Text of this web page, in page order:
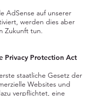
AdSense auf unserer
werden dies aber
Zukunft tun.
Privacy Protection Act
staatliche Gesetz der
Websites und
verpflichtet, eine